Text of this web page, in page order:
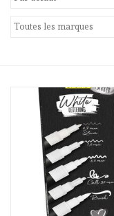
Notre Marques
Stempels
stempelinkt
stempelaccesoires